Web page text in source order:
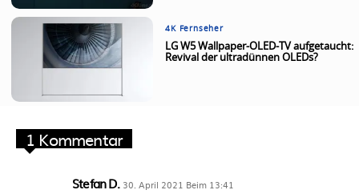
4K Fernseher
LG W5 Wallpaper-OLED-TV aufgetaucht:
Revival der ultradünnen OLEDs?
1 Kommentar
Stefan D. 30. April 2021 Beim 13:41